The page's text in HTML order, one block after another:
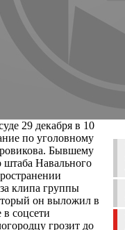
29 декабря в 10
по уголовному
Бывшему
штаба Навального
клипа группы
он выложил в
в соцсети
грозит до